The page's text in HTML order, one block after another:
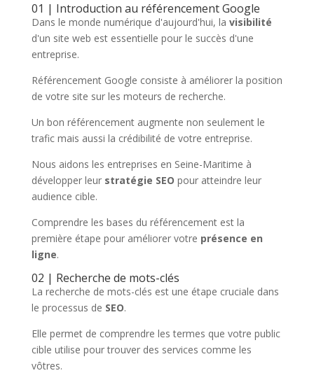
01 | Introduction au référencement Google
Dans le monde numérique d'aujourd'hui, la visibilité
d'un site web est essentielle pour le succès d'une
entreprise.
Référencement Google consiste à améliorer la position
de votre site sur les moteurs de recherche.
Un bon référencement augmente non seulement le
trafic mais aussi la crédibilité de votre entreprise.
Nous aidons les entreprises en Seine-Maritime à
développer leur stratégie SEO pour atteindre leur
audience cible.
Comprendre les bases du référencement est la
première étape pour améliorer votre présence en
ligne.
02 | Recherche de mots-clés
La recherche de mots-clés est une étape cruciale dans
le processus de SEO.
Elle permet de comprendre les termes que votre public
cible utilise pour trouver des services comme les
vôtres.